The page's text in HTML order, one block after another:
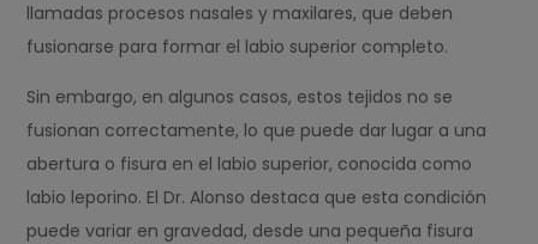
llamadas procesos nasales y maxilares, que deben
fusionarse para formar el labio superior completo.
Sin embargo, en algunos casos, estos tejidos no se
fusionan correctamente, lo que puede dar lugar a una
abertura o fisura en el labio superior, conocida como
labio leporino. El Dr. Alonso destaca que esta condición
puede variar en gravedad, desde una pequeña fisura